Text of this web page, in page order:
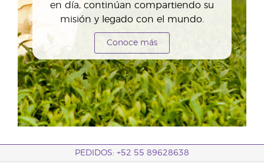
en día, continúan compartiendo su
misión y legado con el mundo.
Conoce más
PEDIDOS: +52 55 89628638